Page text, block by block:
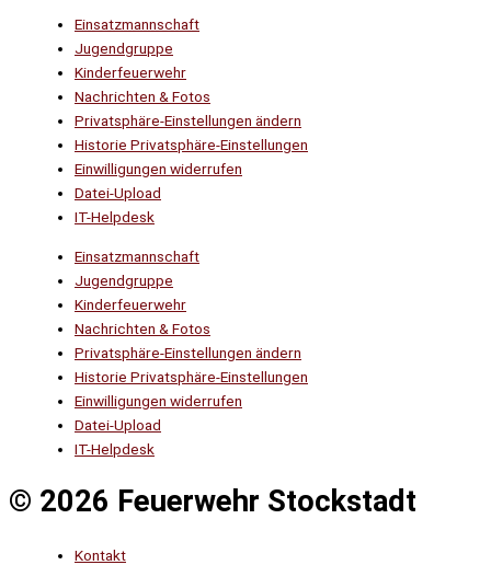
Einsatzmannschaft
Jugendgruppe
Kinderfeuerwehr
Nachrichten & Fotos
Privatsphäre-Einstellungen ändern
Historie Privatsphäre-Einstellungen
Einwilligungen widerrufen
Datei-Upload
IT-Helpdesk
Einsatzmannschaft
Jugendgruppe
Kinderfeuerwehr
Nachrichten & Fotos
Privatsphäre-Einstellungen ändern
Historie Privatsphäre-Einstellungen
Einwilligungen widerrufen
Datei-Upload
IT-Helpdesk
© 2026 Feuerwehr Stockstadt
Kontakt